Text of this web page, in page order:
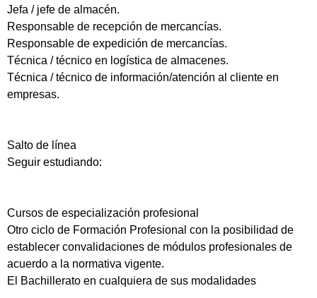
Jefa / jefe de almacén.
Responsable de recepción de mercancías.
Responsable de expedición de mercancías.
Técnica / técnico en logística de almacenes.
Técnica / técnico de información/atención al cliente en
empresas.
Salto de línea
Seguir estudiando:
Cursos de especialización profesional
Otro ciclo de Formación Profesional con la posibilidad de
establecer convalidaciones de módulos profesionales de
acuerdo a la normativa vigente.
El Bachillerato en cualquiera de sus modalidades